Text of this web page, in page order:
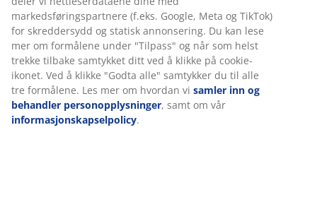
markedsføringspartnere (f.eks. Google, Meta og TikTok)
for skreddersydd og statisk annonsering. Du kan lese
mer om formålene under "Tilpass" og når som helst
trekke tilbake samtykket ditt ved å klikke på cookie-
ikonet. Ved å klikke "Godta alle" samtykker du til alle
tre formålene. Les mer om hvordan vi samler inn og
behandler personopplysninger, samt om vår
informasjonskapselpolicy.